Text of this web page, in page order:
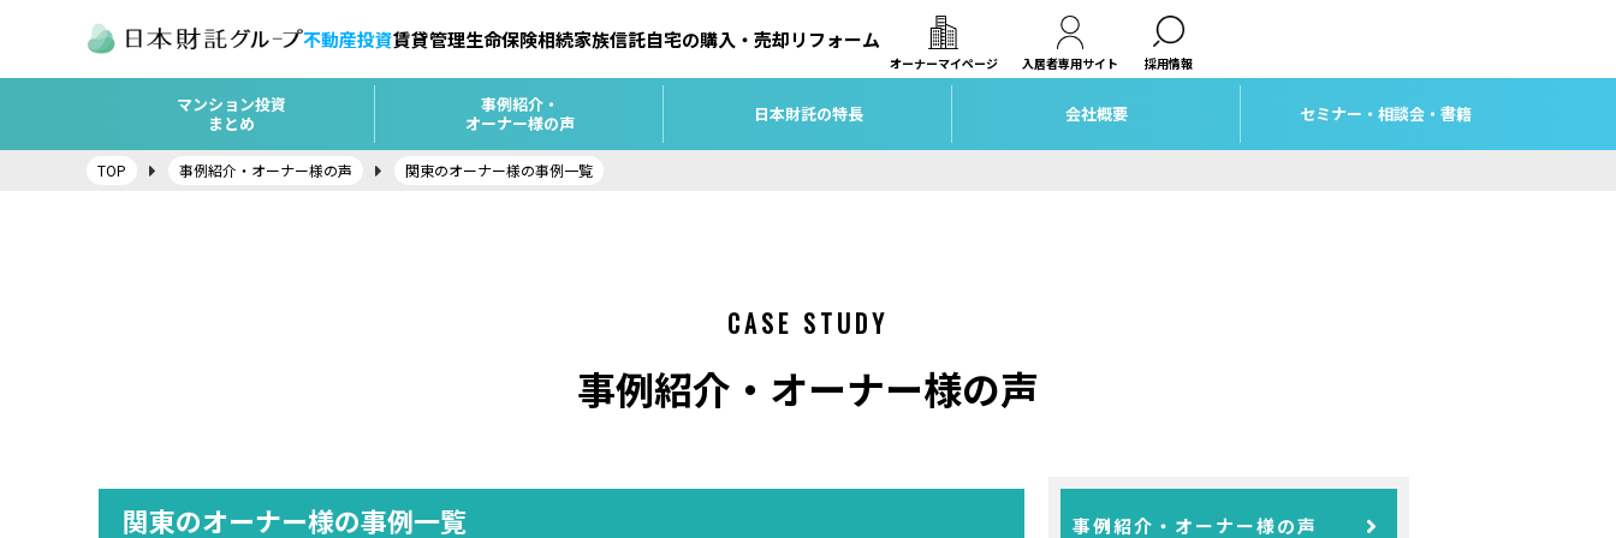
不動産投資賃貸管理生命保険相続家族信託自宅の購入・売却リフォーム
オーナーマイページ 入居者専用サイト 採用情報
マンション投資
まとめ
事例紹介・
オーナー様の声
日本財託の特長 会社概要 セミナー・相談会・書籍
TOP 事例紹介・オーナー様の声 関東のオーナー様の事例一覧
CASE STUDY
事例紹介・オーナー様の声
関東のオーナー様の事例一覧 事例紹介・オーナー様の声